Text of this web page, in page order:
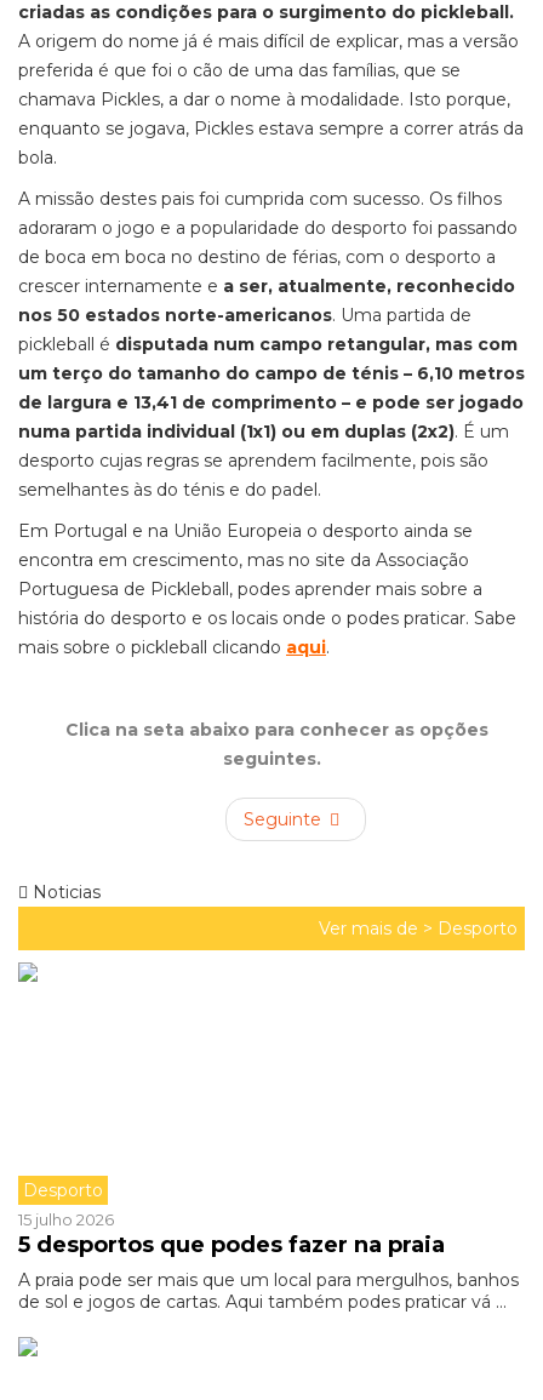
criadas as condições para o surgimento do pickleball.
A origem do nome já é mais difícil de explicar, mas a versão
preferida é que foi o cão de uma das famílias, que se
chamava Pickles, a dar o nome à modalidade. Isto porque,
enquanto se jogava, Pickles estava sempre a correr atrás da
bola.
A missão destes pais foi cumprida com sucesso. Os filhos
adoraram o jogo e a popularidade do desporto foi passando
de boca em boca no destino de férias, com o desporto a
crescer internamente e a ser, atualmente, reconhecido
nos 50 estados norte-americanos. Uma partida de
pickleball é disputada num campo retangular, mas com
um terço do tamanho do campo de ténis – 6,10 metros
de largura e 13,41 de comprimento – e pode ser jogado
numa partida individual (1x1) ou em duplas (2x2). É um
desporto cujas regras se aprendem facilmente, pois são
semelhantes às do ténis e do padel.
Em Portugal e na União Europeia o desporto ainda se
encontra em crescimento, mas no site da Associação
Portuguesa de Pickleball, podes aprender mais sobre a
história do desporto e os locais onde o podes praticar. Sabe
mais sobre o pickleball clicando aqui.
Clica na seta abaixo para conhecer as opções
seguintes.
Seguinte
Noticias
Ver mais de > Desporto
Desporto
15 julho 2026
5 desportos que podes fazer na praia
A praia pode ser mais que um local para mergulhos, banhos
de sol e jogos de cartas. Aqui também podes praticar vá ...